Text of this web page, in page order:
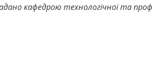
кафедрою технологічної та